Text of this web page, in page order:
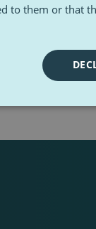
to them or that